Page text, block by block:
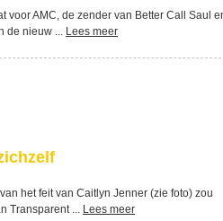
voor AMC, de zender van Better Call Saul
de nieuw ... Lees meer
het feit van Caitlyn Jenner (zie foto) zou
Transparent ... Lees meer